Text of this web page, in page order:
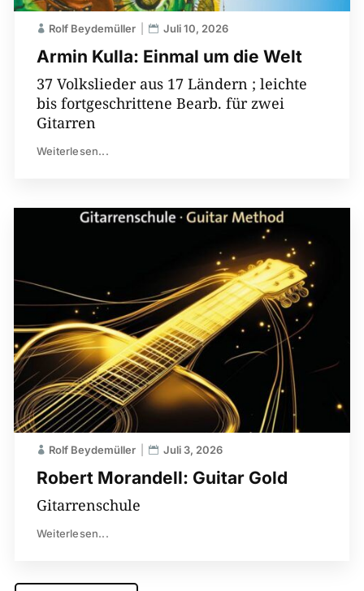
Armin Kulla: Einmal um die Welt
Rolf Beydemüller Juli 10, 2026
37 Volkslieder aus 17 Ländern ; leichte
bis fortgeschrittene Bearb. für zwei
Gitarren
Weiterlesen...
Robert Morandell: Guitar Gold
Rolf Beydemüller Juli 3, 2026
Gitarrenschule
Weiterlesen...